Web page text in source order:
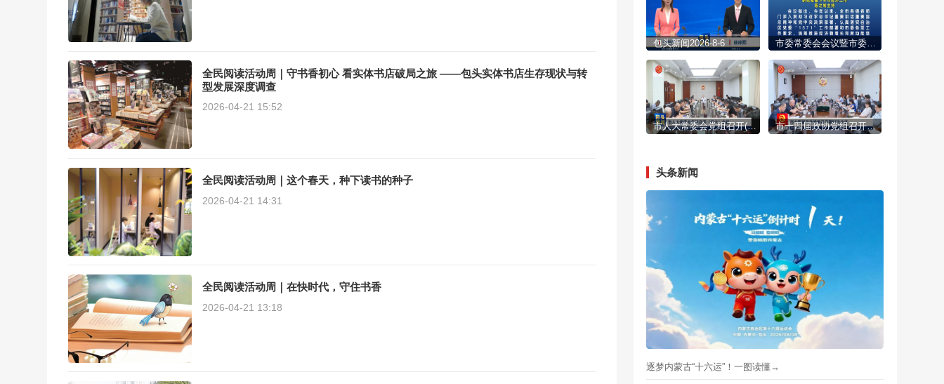
全民阅读活动周｜守书香初心 看实体书店破局之旅 ——包头实体书店生存现状与转
型发展深度调查
2026-04-21 15:52
全民阅读活动周｜这个春天，种下读书的种子
2026-04-21 14:31
全民阅读活动周｜在快时代，守住书香
2026-04-21 13:18
包头新闻2026-8-6
市人大常委会党组召开(扩大)会议 市十四届政协党组召开第95次会议
头条新闻
逐梦内蒙古“十六运”！一图读懂→